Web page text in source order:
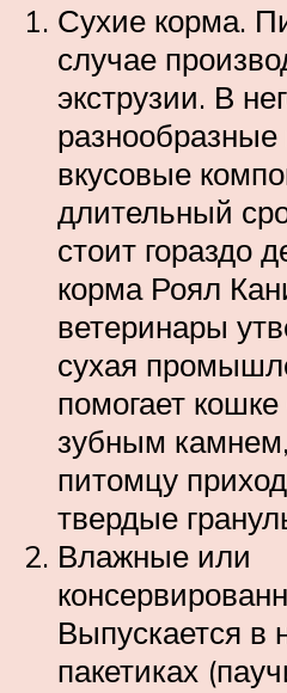
Сухие корма.
случае
экструзии. В
вкусовые
длительный
стоит гораздо
корма Роял
ветеринары
сухая
помогает
зубным
питомцу
твердые
Влажные или
Выпускается в
пакетиках